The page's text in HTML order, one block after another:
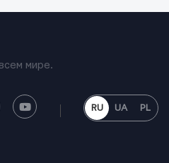
мире.
RU UA PL